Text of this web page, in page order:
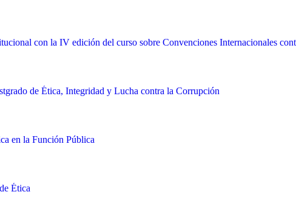
con la IV edición del curso sobre Convenciones Internacionales
de Ética, Integridad y Lucha contra la Corrupción
en la Función Pública
Ética